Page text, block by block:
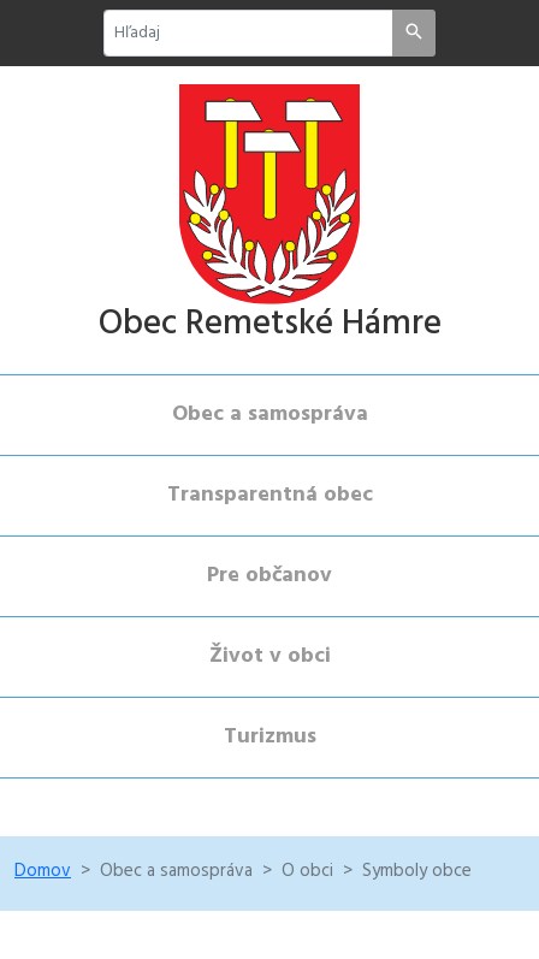
Obec Remetské Hámre
Obec a samospráva
Transparentná obec
Pre občanov
Život v obci
Turizmus
Domov Obec a samospráva O obci Symboly obce